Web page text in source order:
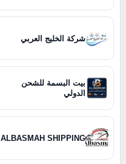
شركة الخليج العربي
بيت البسمة للشحن
الدولي
ALBASMAH SHIPPING